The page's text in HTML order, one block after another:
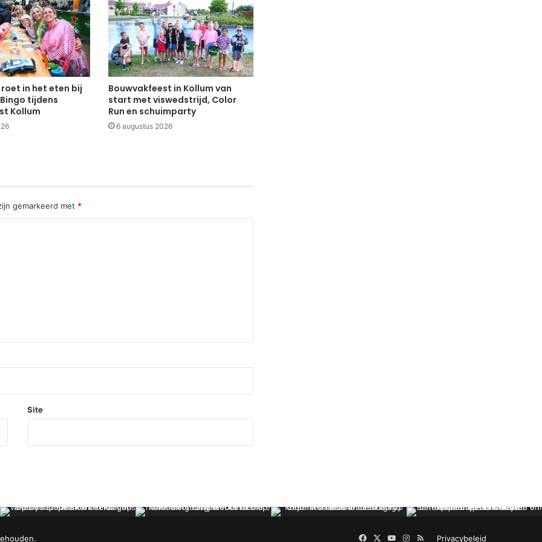
in het eten bij
tijdens
Kollum
Bouwvakfeest in Kollum van
start met viswedstrijd, Color
Run en schuimparty
6 augustus 2026
gemarkeerd met *
Site
Privacybeleid
Facebook
X YouTubeInstagram
RSS